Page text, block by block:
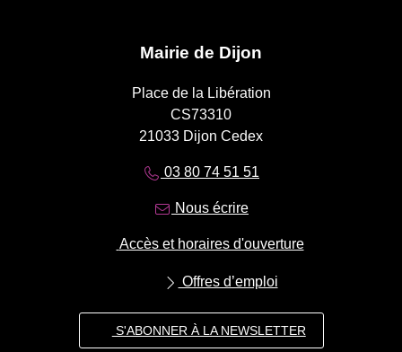
Mairie de Dijon
Place de la Libération
CS73310
21033 Dijon Cedex
03 80 74 51 51
Nous écrire
Accès et horaires d'ouverture
Offres d’emploi
S'ABONNER À LA NEWSLETTER